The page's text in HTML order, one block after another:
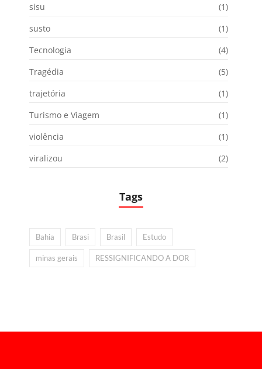
sisu
(1)
susto
(1)
Tecnologia
(4)
Tragédia
(5)
trajetória
(1)
Turismo e Viagem
(1)
violência
(1)
viralizou
(2)
Tags
Bahia Brasi Brasil Estudo
minas gerais RESSIGNIFICANDO A DOR